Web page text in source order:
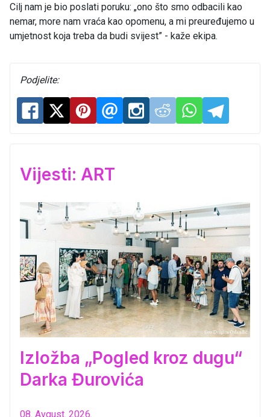
Cilj nam je bio poslati poruku: „ono što smo odbacili kao
nemar, more nam vraća kao opomenu, a mi preuređujemo u
umjetnost koja treba da budi svijest” - kaže ekipa.
Podjelite:
Vijesti: ART
Izložba „Pogled kroz dugu“
Darka Đurovića
08. Avgust. 2026.